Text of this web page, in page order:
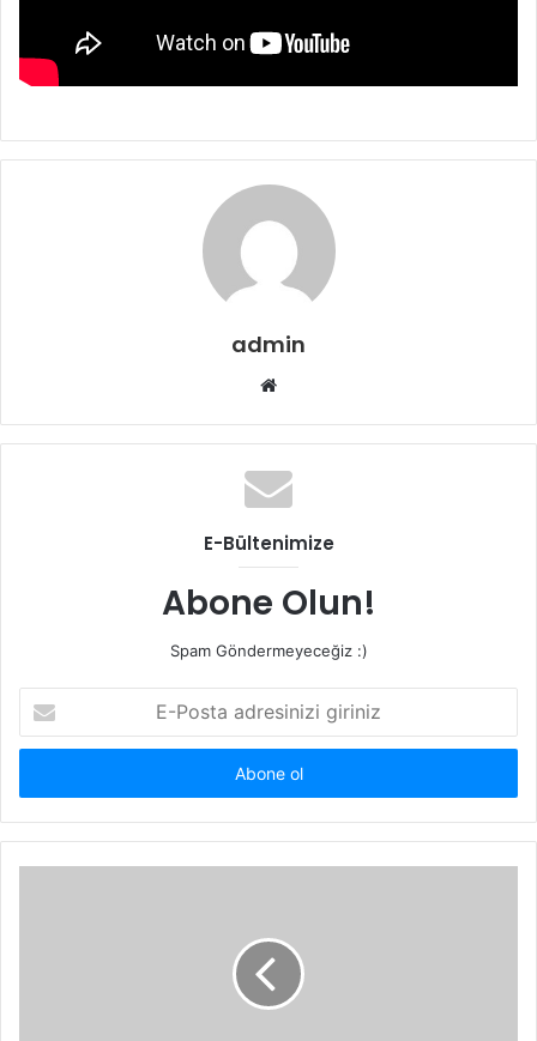
admin
Web
E-Bültenimize
Abone Olun!
Spam Göndermeyeceğiz :)
Posta
adresinizi